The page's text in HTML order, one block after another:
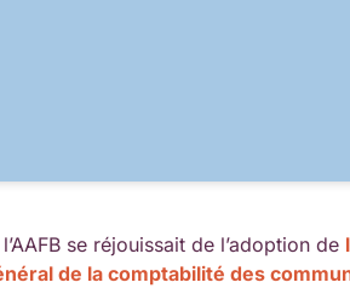
se réjouissait de l’adoption de
de la comptabilité des